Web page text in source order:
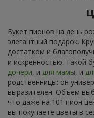
Букет пионов на день
элегантный подарок.
достатком и
и искренностью. Такой
дочери, и для мамы, и
родственницы: он
выразителен. Объём
что даже на 101 пион
вы покупаете цветы в